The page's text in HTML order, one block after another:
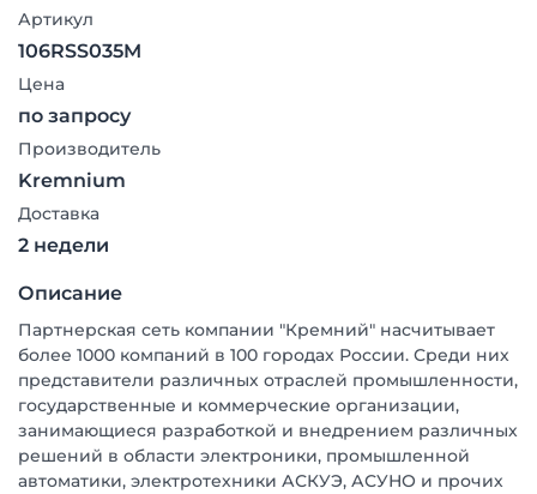
Артикул
106RSS035M
Цена
по запросу
Производитель
Kremnium
Доставка
2 недели
Описание
Партнерская сеть компании "Кремний" насчитывает
более 1000 компаний в 100 городах России. Среди них
представители различных отраслей промышленности,
государственные и коммерческие организации,
занимающиеся разработкой и внедрением различных
решений в области электроники, промышленной
автоматики, электротехники АСКУЭ, АСУНО и прочих